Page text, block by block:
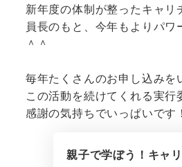
新年度の体制が整ったキャリ
員長のもと、今年もよりパ
＾＾
毎年たくさんのお申し込みを
この活動を続けてくれる実行
感謝の気持ちでいっぱいです！
親子で学ぼう！キャリ